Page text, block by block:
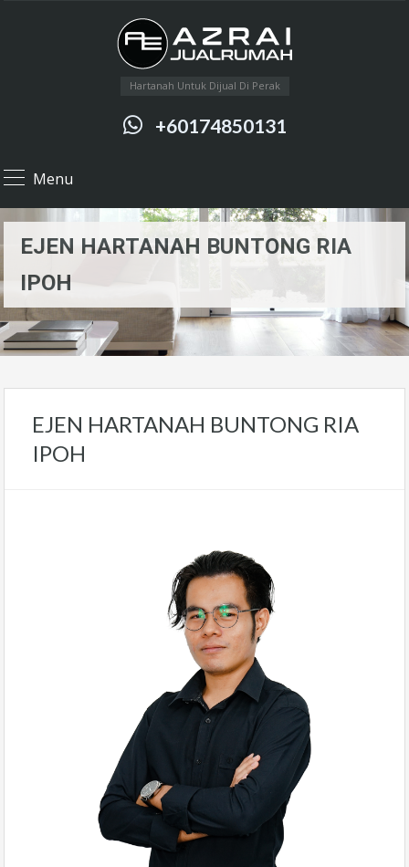
Hartanah Untuk Dijual Di Perak
+60174850131
Menu
EJEN HARTANAH BUNTONG RIA
IPOH
EJEN HARTANAH BUNTONG RIA
IPOH